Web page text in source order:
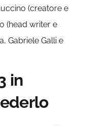
(creatore e
(head writer e
Gabriele Galli e
in